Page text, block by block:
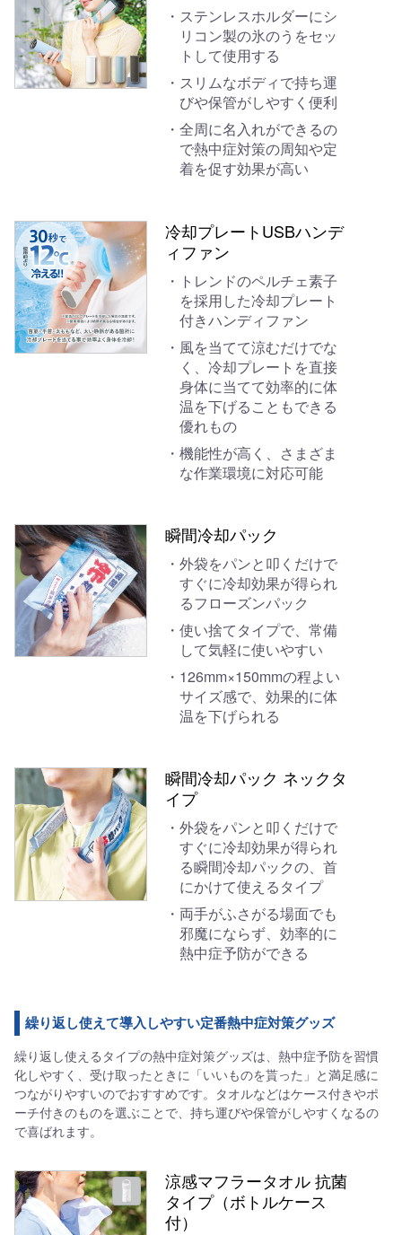
ステンレスホルダーにシ
リコン製の氷のうをセッ
トして使用する
スリムなボディで持ち運
びや保管がしやすく便利
全周に名入れができるの
で熱中症対策の周知や定
着を促す効果が高い
冷却プレートUSBハンデ
ィファン
トレンドのペルチェ素子
を採用した冷却プレート
付きハンディファン
風を当てて涼むだけでな
く、冷却プレートを直接
身体に当てて効率的に体
温を下げることもできる
優れもの
機能性が高く、さまざま
な作業環境に対応可能
瞬間冷却パック
外袋をパンと叩くだけで
すぐに冷却効果が得られ
るフローズンパック
使い捨てタイプで、常備
して気軽に使いやすい
126mm×150mmの程よい
サイズ感で、効果的に体
温を下げられる
瞬間冷却パック ネックタ
イプ
外袋をパンと叩くだけで
すぐに冷却効果が得られ
る瞬間冷却パックの、首
にかけて使えるタイプ
両手がふさがる場面でも
邪魔にならず、効率的に
熱中症予防ができる
繰り返し使えて導入しやすい定番熱中症対策グッズ
繰り返し使えるタイプの熱中症対策グッズは、熱中症予防を習慣
化しやすく、受け取ったときに「いいものを貰った」と満足感に
つながりやすいのでおすすめです。タオルなどはケース付きやポ
ーチ付きのものを選ぶことで、持ち運びや保管がしやすくなるの
で喜ばれます。
涼感マフラータオル 抗菌
タイプ（ボトルケース
付）